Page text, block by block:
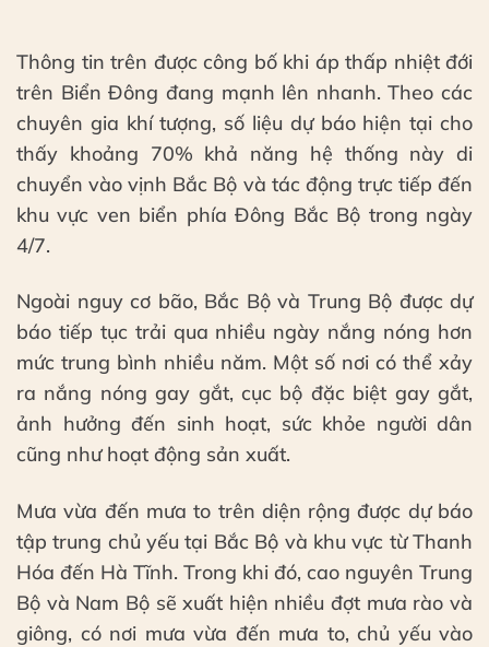
Thông tin trên được công bố khi áp thấp nhiệt đới
trên Biển Đông đang mạnh lên nhanh. Theo các
chuyên gia khí tượng, số liệu dự báo hiện tại cho
thấy khoảng 70% khả năng hệ thống này di
chuyển vào vịnh Bắc Bộ và tác động trực tiếp đến
khu vực ven biển phía Đông Bắc Bộ trong ngày
4/7.
Ngoài nguy cơ bão, Bắc Bộ và Trung Bộ được dự
báo tiếp tục trải qua nhiều ngày nắng nóng hơn
mức trung bình nhiều năm. Một số nơi có thể xảy
ra nắng nóng gay gắt, cục bộ đặc biệt gay gắt,
ảnh hưởng đến sinh hoạt, sức khỏe người dân
cũng như hoạt động sản xuất.
Mưa vừa đến mưa to trên diện rộng được dự báo
tập trung chủ yếu tại Bắc Bộ và khu vực từ Thanh
Hóa đến Hà Tĩnh. Trong khi đó, cao nguyên Trung
Bộ và Nam Bộ sẽ xuất hiện nhiều đợt mưa rào và
giông, có nơi mưa vừa đến mưa to, chủ yếu vào